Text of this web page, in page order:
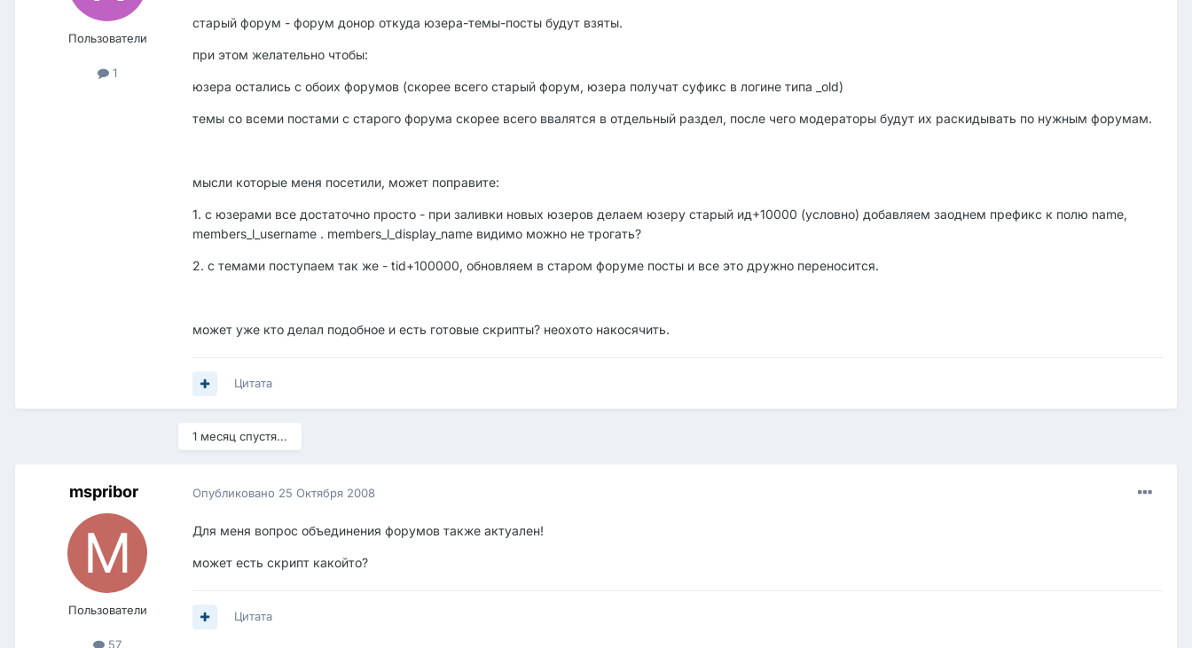
Пользователи
1
старый форум - форум донор откуда юзера-темы-посты будут взяты.
при этом желательно чтобы:
юзера остались с обоих форумов (скорее всего старый форум, юзера получат суфикс в логине типа _old)
темы со всеми постами с старого форума скорее всего ввалятся в отдельный раздел, после чего модераторы будут их раскидывать по нужным форумам.
мысли которые меня посетили, может поправите:
1. с юзерами все достаточно просто - при заливки новых юзеров делаем юзеру старый ид+10000 (условно) добавляем заоднем префикс к полю name,
members_l_username . members_l_display_name видимо можно не трогать?
2. c темами поступаем так же - tid+100000, обновляем в старом форуме посты и все это дружно переносится.
может уже кто делал подобное и есть готовые скрипты? неохото накосячить.
Цитата
1 месяц спустя...
mspribor
Пользователи
57
Опубликовано 25 Октября 2008
Для меня вопрос объединения форумов также актуален!
может есть скрипт какойто?
Цитата